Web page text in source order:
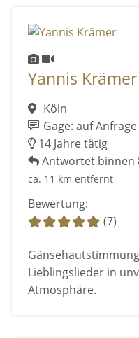
Yannis Krämer
Köln
Gage: auf Anfrage
14 Jahre tätig
Antwortet binnen
ca. 11 km entfernt
Bewertung:
(7)
Lieblingslieder in
Atmosphäre.